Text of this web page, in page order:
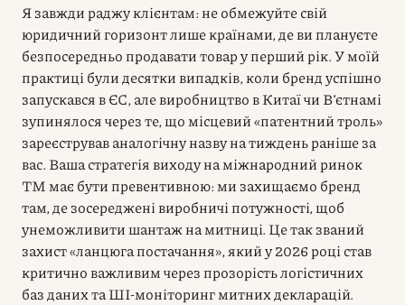
Я завжди раджу клієнтам: не обмежуйте свій
юридичний горизонт лише країнами, де ви плануєте
безпосередньо продавати товар у перший рік. У моїй
практиці були десятки випадків, коли бренд успішно
запускався в ЄС, але виробництво в Китаї чи В’єтнамі
зупинялося через те, що місцевий «патентний троль»
зареєстрував аналогічну назву на тиждень раніше за
вас. Ваша стратегія виходу на міжнародний ринок
ТМ має бути превентивною: ми захищаємо бренд
там, де зосереджені виробничі потужності, щоб
унеможливити шантаж на митниці. Це так званий
захист «ланцюга постачання», який у 2026 році став
критично важливим через прозорість логістичних
баз даних та ШІ-моніторинг митних декларацій.